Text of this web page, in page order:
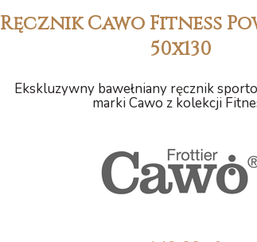
Ręcznik Cawo Fitness
50x130
Ekskluzywny bawełniany ręcznik
marki Cawo z kolekcji